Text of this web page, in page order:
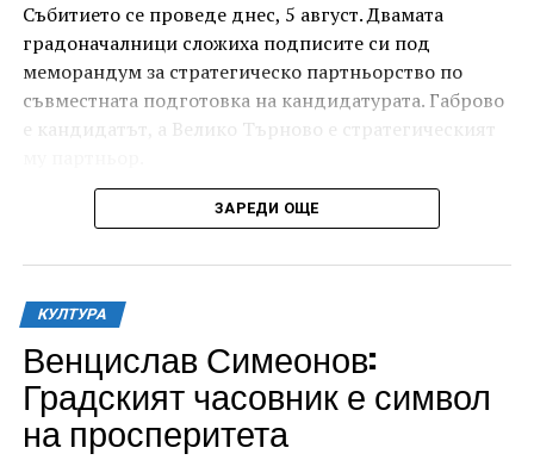
Събитието се проведе днес, 5 август. Двамата
градоначалници сложиха подписите си под
меморандум за стратегическо партньорство по
съвместната подготовка на кандидатурата. Габрово
е кандидатът, а Велико Търново е стратегическият
ЗАРЕДИ ОЩЕ
КУЛТУРА
Венцислав Симеонов:
Градският часовник е символ
на просперитета